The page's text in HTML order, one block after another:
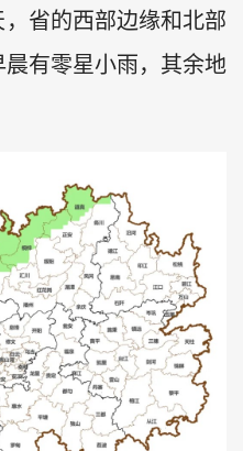
省的西部边缘和北部
有零星小雨，其余地